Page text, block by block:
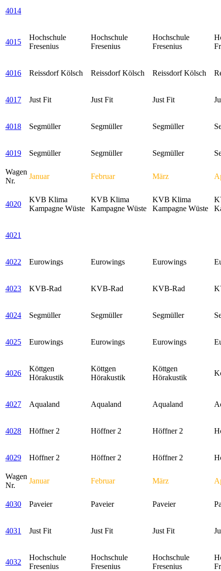
4014
4015
Hochschule
Fresenius
Hochschule
Fresenius
Hochschule
Fresenius
4016 Reissdorf Kölsch Reissdorf Kölsch Reissdorf Kölsch
4017 Just Fit Just Fit Just Fit
4018 Segmüller Segmüller Segmüller
4019 Segmüller Segmüller Segmüller
Wagen
Nr.
Januar Februar März
4020
KVB Klima
Kampagne Wüste
KVB Klima
Kampagne Wüste
KVB Klima
Kampagne Wüste
4021
4022 Eurowings Eurowings Eurowings
4023 KVB-Rad KVB-Rad KVB-Rad
4024 Segmüller Segmüller Segmüller
4025 Eurowings Eurowings Eurowings
4026
Köttgen
Hörakustik
Köttgen
Hörakustik
Köttgen
Hörakustik
4027 Aqualand Aqualand Aqualand
4028 Höffner 2 Höffner 2 Höffner 2
4029 Höffner 2 Höffner 2 Höffner 2
Wagen
Nr.
Januar Februar März
4030 Paveier Paveier Paveier
4031 Just Fit Just Fit Just Fit
4032
Hochschule
Fresenius
Hochschule
Fresenius
Hochschule
Fresenius